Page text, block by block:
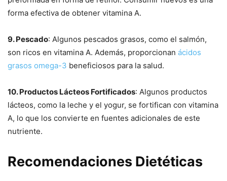
forma efectiva de obtener vitamina A.
9. Pescado: Algunos pescados grasos, como el salmón,
son ricos en vitamina A. Además, proporcionan ácidos
grasos omega-3 beneficiosos para la salud.
10. Productos Lácteos Fortificados: Algunos productos
lácteos, como la leche y el yogur, se fortifican con vitamina
A, lo que los convierte en fuentes adicionales de este
nutriente.
Recomendaciones Dietéticas